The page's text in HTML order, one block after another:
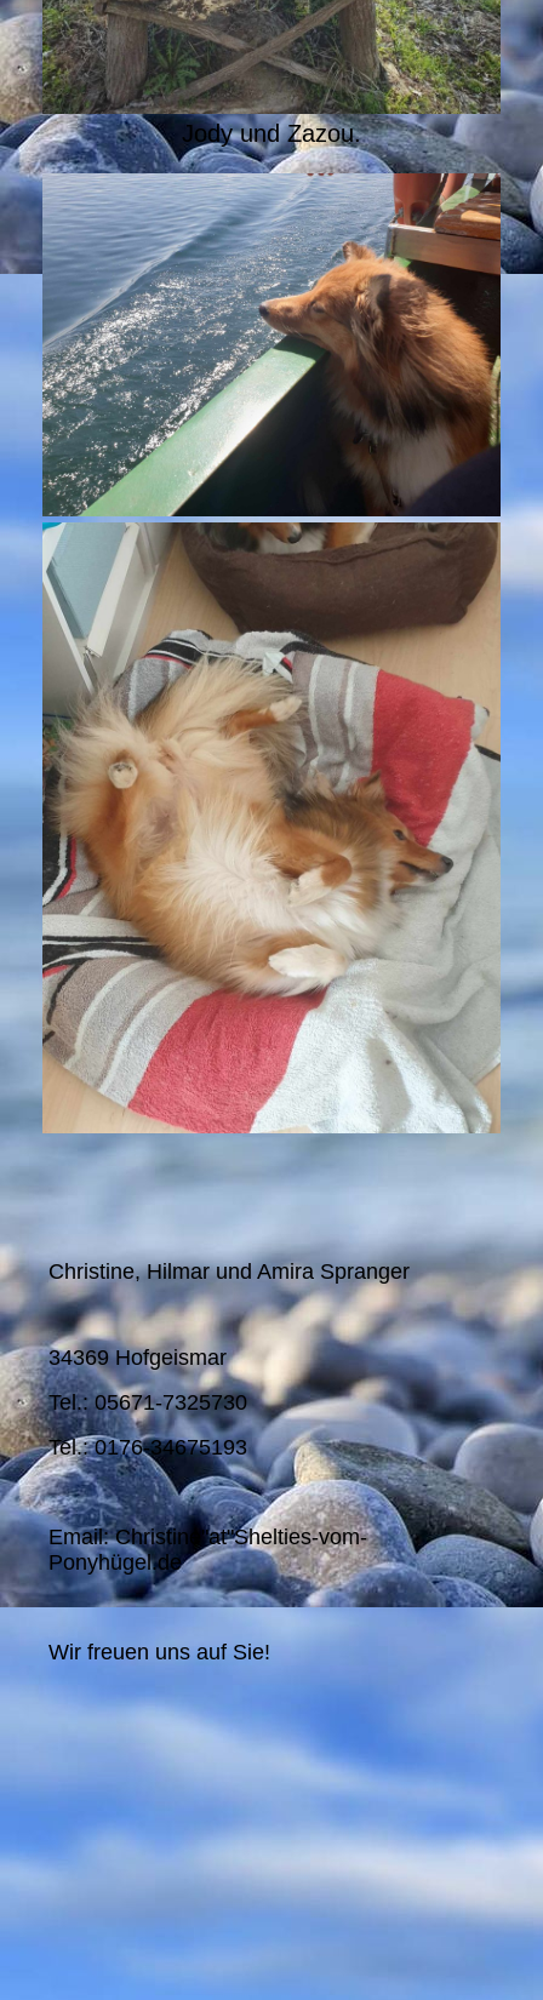
Jody und Zazou.
Christine, Hilmar und Amira Spranger
34369 Hofgeismar
Tel.: 05671-7325730
Tel.: 0176-34675193
Email: Christine"at"Shelties-vom-
Ponyhügel.de
Wir freuen uns auf Sie!